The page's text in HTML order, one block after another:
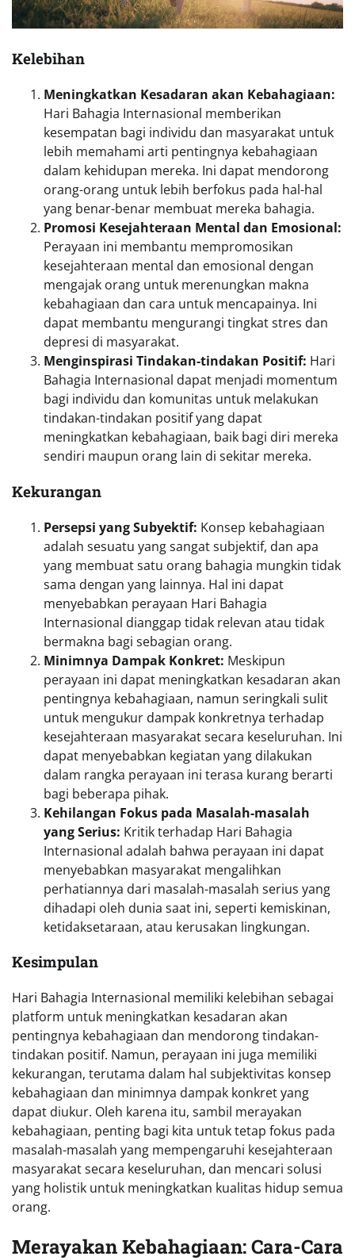
Kelebihan
Meningkatkan Kesadaran akan Kebahagiaan:
Hari Bahagia Internasional memberikan
kesempatan bagi individu dan masyarakat untuk
lebih memahami arti pentingnya kebahagiaan
dalam kehidupan mereka. Ini dapat mendorong
orang-orang untuk lebih berfokus pada hal-hal
yang benar-benar membuat mereka bahagia.
Promosi Kesejahteraan Mental dan Emosional:
Perayaan ini membantu mempromosikan
kesejahteraan mental dan emosional dengan
mengajak orang untuk merenungkan makna
kebahagiaan dan cara untuk mencapainya. Ini
dapat membantu mengurangi tingkat stres dan
depresi di masyarakat.
Menginspirasi Tindakan-tindakan Positif: Hari
Bahagia Internasional dapat menjadi momentum
bagi individu dan komunitas untuk melakukan
tindakan-tindakan positif yang dapat
meningkatkan kebahagiaan, baik bagi diri mereka
sendiri maupun orang lain di sekitar mereka.
Kekurangan
Persepsi yang Subyektif: Konsep kebahagiaan
adalah sesuatu yang sangat subjektif, dan apa
yang membuat satu orang bahagia mungkin tidak
sama dengan yang lainnya. Hal ini dapat
menyebabkan perayaan Hari Bahagia
Internasional dianggap tidak relevan atau tidak
bermakna bagi sebagian orang.
Minimnya Dampak Konkret: Meskipun
perayaan ini dapat meningkatkan kesadaran akan
pentingnya kebahagiaan, namun seringkali sulit
untuk mengukur dampak konkretnya terhadap
kesejahteraan masyarakat secara keseluruhan. Ini
dapat menyebabkan kegiatan yang dilakukan
dalam rangka perayaan ini terasa kurang berarti
bagi beberapa pihak.
Kehilangan Fokus pada Masalah-masalah
yang Serius: Kritik terhadap Hari Bahagia
Internasional adalah bahwa perayaan ini dapat
menyebabkan masyarakat mengalihkan
perhatiannya dari masalah-masalah serius yang
dihadapi oleh dunia saat ini, seperti kemiskinan,
ketidaksetaraan, atau kerusakan lingkungan.
Kesimpulan
Hari Bahagia Internasional memiliki kelebihan sebagai
platform untuk meningkatkan kesadaran akan
pentingnya kebahagiaan dan mendorong tindakan-
tindakan positif. Namun, perayaan ini juga memiliki
kekurangan, terutama dalam hal subjektivitas konsep
kebahagiaan dan minimnya dampak konkret yang
dapat diukur. Oleh karena itu, sambil merayakan
kebahagiaan, penting bagi kita untuk tetap fokus pada
masalah-masalah yang mempengaruhi kesejahteraan
masyarakat secara keseluruhan, dan mencari solusi
yang holistik untuk meningkatkan kualitas hidup semua
orang.
Merayakan Kebahagiaan: Cara-Cara